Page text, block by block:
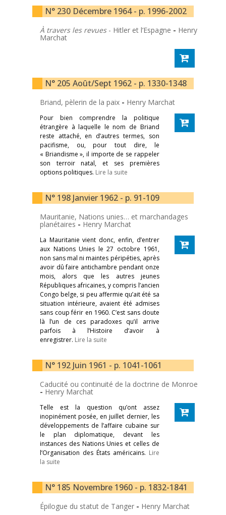
N° 230 Décembre 1964 - p. 1996-2002
À travers les revues- Hitler et l’Espagne - Henry
Marchat
N° 205 Août/Sept 1962 - p. 1330-1348
Briand, pèlerin de la paix - Henry Marchat
Pour bien comprendre la politique
étrangère à laquelle le nom de Briand
reste attaché, en d’autres termes, son
pacifisme, ou, pour tout dire, le
« Briandisme », il importe de se rappeler
son terroir natal, et ses premières
options politiques. Lire la suite
N° 198 Janvier 1962 - p. 91-109
Mauritanie, Nations unies… et marchandages
planétaires - Henry Marchat
La Mauritanie vient donc, enfin, d’entrer
aux Nations Unies le 27 octobre 1961,
non sans mal ni maintes péripéties, après
avoir dû faire antichambre pendant onze
mois, alors que les autres jeunes
Républiques africaines, y compris l’ancien
Congo belge, si peu affermie qu’ait été sa
situation intérieure, avaient été admises
sans coup férir en 1960. C’est sans doute
là l’un de ces paradoxes qu’il arrive
parfois à l’Histoire d’avoir à
enregistrer. Lire la suite
N° 192 Juin 1961 - p. 1041-1061
Caducité ou continuité de la doctrine de Monroe
- Henry Marchat
Telle est la question qu’ont assez
inopinément posée, en juillet dernier, les
développements de l’affaire cubaine sur
le plan diplomatique, devant les
instances des Nations Unies et celles de
l’Organisation des États américains. Lire
la suite
N° 185 Novembre 1960 - p. 1832-1841
Épilogue du statut de Tanger - Henry Marchat